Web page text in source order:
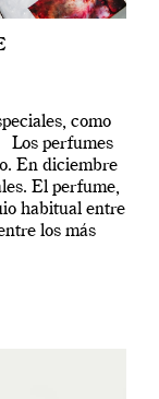
como
Los perfumes
En diciembre
El perfume,
habitual entre
los más